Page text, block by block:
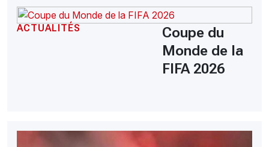
ACTUALITÉS
Coupe du
Monde de la
FIFA 2026